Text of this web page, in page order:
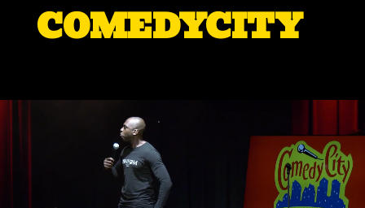
COMEDYCITY